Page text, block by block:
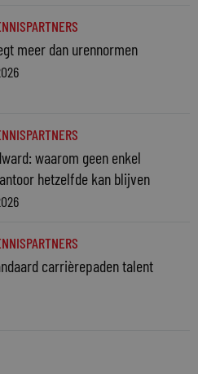
meer dan urennormen
waarom geen enkel
hetzelfde kan blijven
carrièrepaden talent